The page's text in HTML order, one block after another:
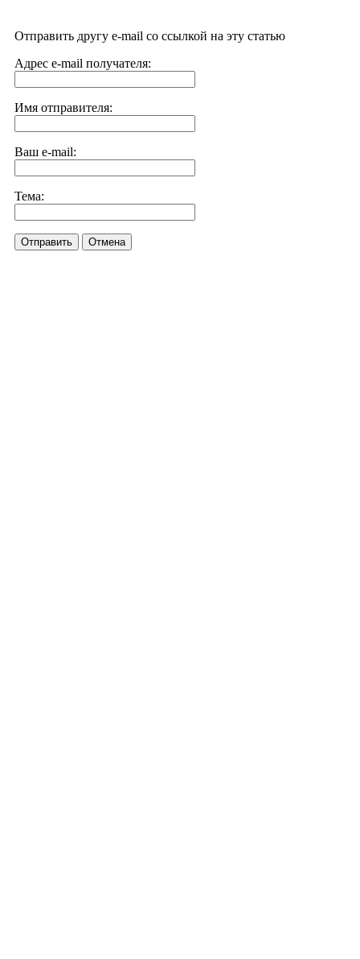
Отправить другу e-mail со ссылкой на эту статью
Адрес e-mail получателя:
Имя отправителя:
Ваш e-mail:
Тема:
Отправить Отмена